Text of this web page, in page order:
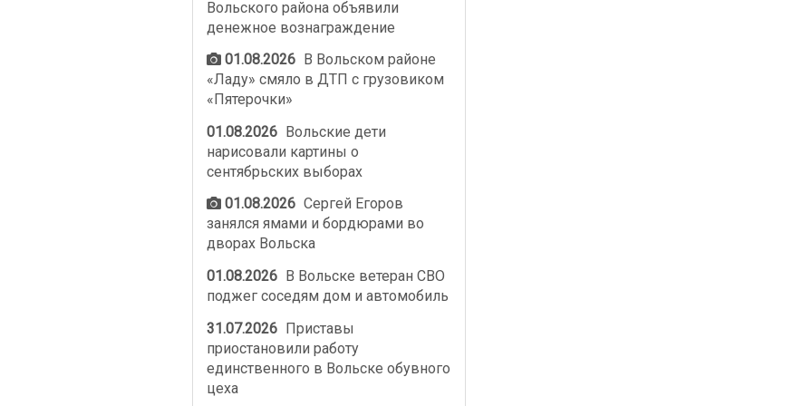
Вольского района объявили
денежное вознаграждение
01.08.2026
В Вольском районе
«Ладу» смяло в ДТП с грузовиком
«Пятерочки»
01.08.2026 Вольские дети
нарисовали картины о
сентябрьских выборах
01.08.2026 Сергей Егоров
занялся ямами и бордюрами во
дворах Вольска
01.08.2026 В Вольске ветеран СВО
поджег соседям дом и автомобиль
31.07.2026 Приставы
приостановили работу
единственного в Вольске обувного
цеха